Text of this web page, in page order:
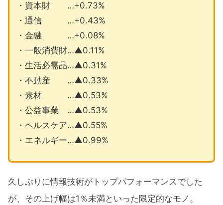
・資本財 …+0.73%
・通信 …+0.43%
・金融 …+0.08%
・一般消費財…▲0.11%
・生活必需品…▲0.31%
・不動産 …▲0.33%
・素材 …▲0.53%
・公益事業 …▲0.53%
・ヘルスケア…▲0.55%
・エネルギー…▲0.99%
久しぶりに情報技術がトップパフォーマンスでした
が、その上げ幅は1％未満といった限定的なモノ。